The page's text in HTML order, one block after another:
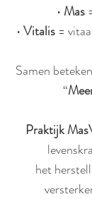
• Mas
•Vitalis =
Samen
“
Praktijk
het